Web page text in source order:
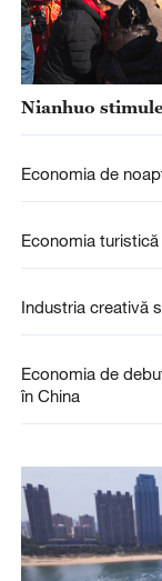
Nianhuo
Economia de
Economia
Industria creativă
Economia de
în China